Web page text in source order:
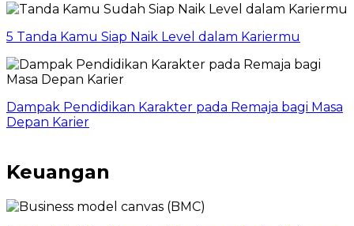
5 Tanda Kamu Siap Naik Level dalam Kariermu
Dampak Pendidikan Karakter pada Remaja bagi Masa
Depan Karier
Keuangan